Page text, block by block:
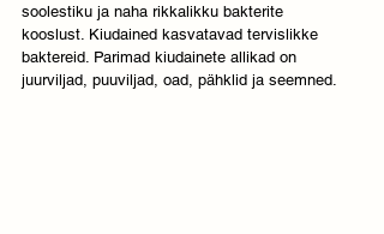
soolestiku ja naha rikkalikku bakterite
kooslust. Kiudained kasvatavad tervislikke
baktereid. Parimad kiudainete allikad on
juurviljad, puuviljad, oad, pähklid ja seemned.